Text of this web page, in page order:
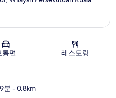
통편 레스토랑
분 - 0.8km